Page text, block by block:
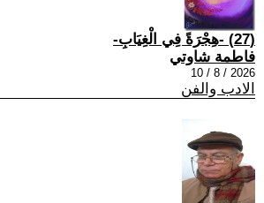
(27) -هِجْرَةً فِي الْغِيَابِ-
فاطمة شاوتي
2026 / 8 / 10
الادب والفن